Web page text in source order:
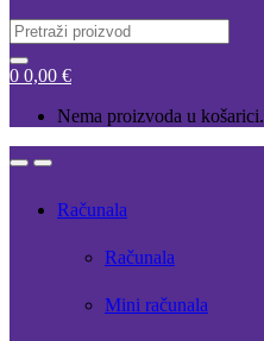
Search
for:
0 0,00 €
Nema proizvoda u košarici.
OpenClose
Računala
Računala
Mini računala